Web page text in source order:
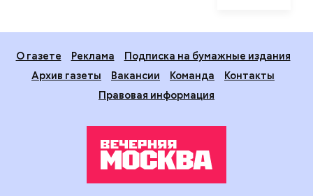
О газете Реклама
Подписка на бумажные издания
Архив газеты
Вакансии Команда
Контакты
Правовая информация